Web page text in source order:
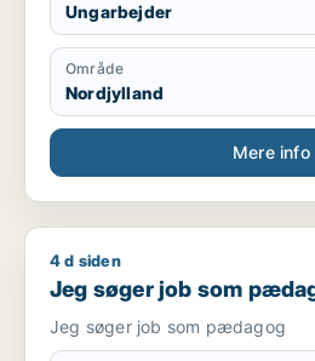
Ungarbejder
Område
Nordjylland
Mere info
Jeg søger job som pædagog
4 d siden
Jeg søger job som
Jeg søger job som pædagog